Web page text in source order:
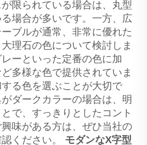
限られている場合は、丸型
場合が多いです。一方、広
ブルが通常、非常に優れた
理石の色について検討しま
ーといった定番の色に加
多様な色で提供されていま
る色を選ぶことが大切で
ダークカラーの場合は、明
で、すっきりとしたコント
味がある方は、ぜひ当社の
ください。 モダンなX字型